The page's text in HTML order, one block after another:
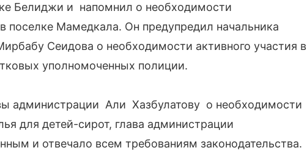
Белиджи и напомнил о необходимости
поселке Мамедкала. Он предупредил начальника
Сеидова о необходимости активного участия в
уполномоченных полиции.
администрации Али Хазбулатову о необходимости
для детей-сирот, глава администрации
и отвечало всем требованиям законодательства.